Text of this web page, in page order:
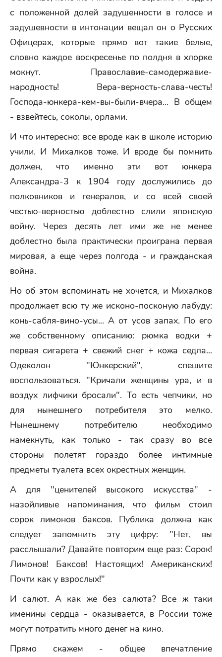
с положенной долей задушенности в голосе и
задушевности в интонации вещал он о Русских
Офицерах, которые прямо вот такие белые,
словно каждое воскресенье по полдня в хлорке
мокнут. Православие-самодержавие-
народность! Вера-верность-слава-честь!
Господа-юнкера-кем-вы-были-вчера... В общем
- взвейтесь, соколы, орлами.
И что интересно: все вроде как в школе историю
учили. И Михалков тоже. И вроде бы помнить
должен, что именно эти вот юнкера
Александра-3 к 1904 году дослужились до
полковников и генералов, и со всей своей
честью-верностью доблестно слили японскую
войну. Через десять лет ими же не менее
доблестно была практически проиграна первая
мировая, а еще через полгода - и гражданская
война.
Hо об этом вспоминать не хочется, и Михалков
продолжает всю ту же исконо-посконую лабуду:
конь-сабля-вино-усы... А от усов запах. По его
же собственному описанию: рюмка водки +
первая сигарета + свежий снег + кожа седла...
Одеколон "Юнкерский", спешите
воспользоваться. "Кричали женщины ура, и в
воздух лифчики бросали". То есть чепчики, но
для нынешнего потребителя это мелко.
Hынешнему потребителю необходимо
намекнуть, как только - так сразу во все
стороны полетят гораздо более интимные
предметы туалета всех окрестных женщин.
А для "ценителей высокого искусства" -
назойливые напоминания, что фильм стоил
сорок лимонов баксов. Публика должна как
следует запомнить эту цифру: "Hет, вы
расслышали? Давайте повторим еще раз: Сорок!
Лимонов! Баксов! Hастоящих! Американских!
Почти как у взрослых!"
И салют. А как же без салюта? Все ж таки
именины сердца - оказывается, в России тоже
могут потратить много денег на кино.
Прямо скажем - общее впечатление